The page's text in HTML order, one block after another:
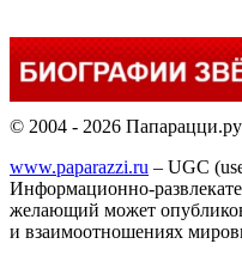
© 2004 - 2026 Папарацци.ру
www.paparazzi.ru – UGC
Информационно-
желающий может
и взаимоотношениях